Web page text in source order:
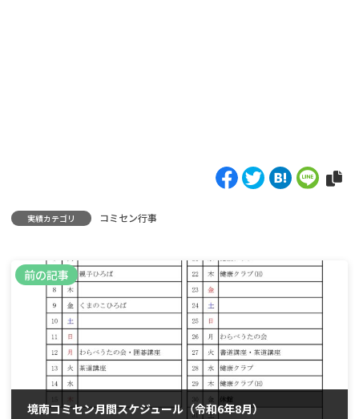
実績カテゴリ コミセン行事
前の記事
境南コミセン月間スケジュール（令和6年8月）